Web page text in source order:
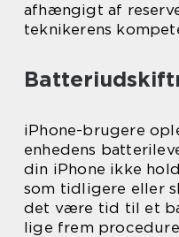
afhængigt af
teknikerens
iPhone-brugere
enhedens
din iPhone ikke
som tidligere eller
det være tid til et
lige frem